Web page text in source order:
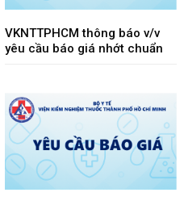
VKNTTPHCM thông báo v/v
yêu cầu báo giá nhớt chuẩn